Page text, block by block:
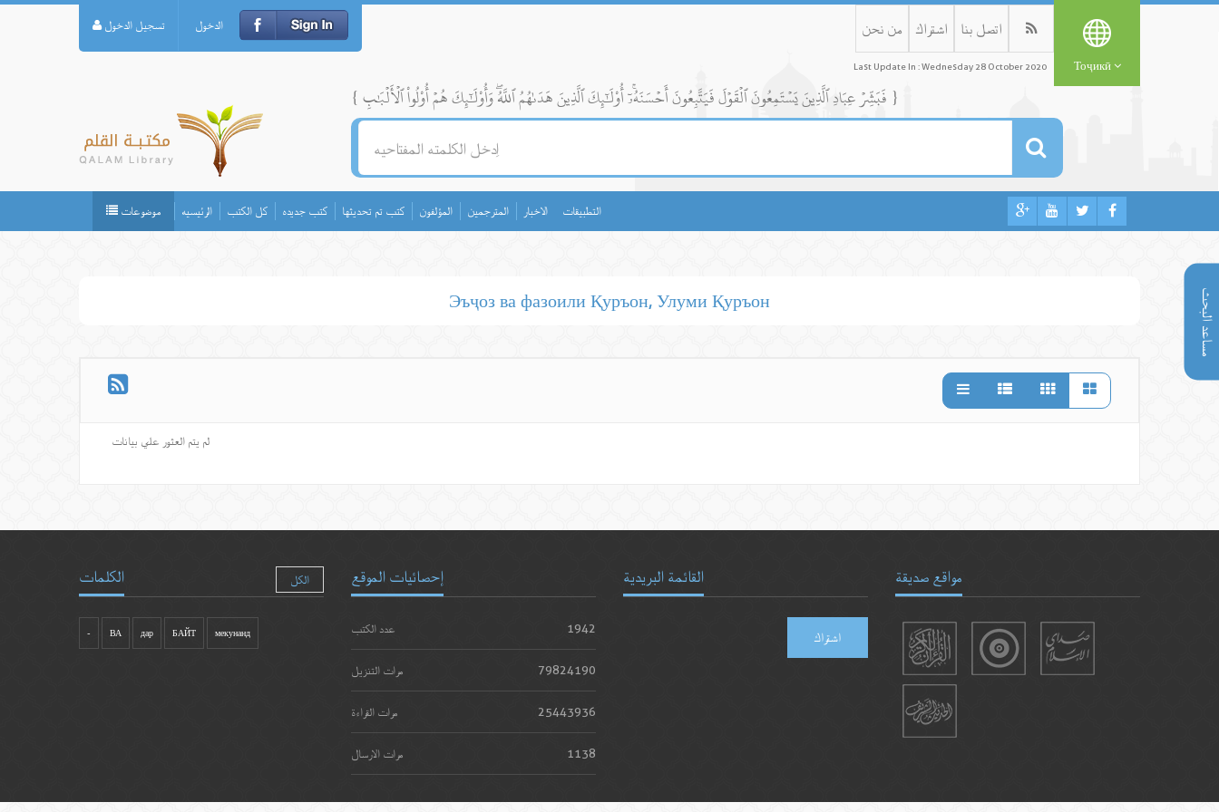
مساعد البحث
تسجيل الدخول الدخول من نحن اشتراك اتصل بنا
Last Update In : Wednesday 28 October 2020 Тоҷикӣ
{ فَبَشِّرۡ عِبَادِ ٱلَّذِينَ يَسۡتَمِعُونَ ٱلۡقَوۡلَ فَيَتَّبِعُونَ أَحۡسَنَهُۥٓۚ أُوْلَٰٓئِكَ ٱلَّذِينَ هَدَىٰهُمُ ٱللَّهُۖ وَأُوْلَٰٓئِكَ هُمۡ أُوْلُواْ ٱلۡأَلۡبَٰبِ }
موضوعات الرئيسيه كل الكتب كتب جديده كتب تم تحديثها المؤلفون المترجمين الاخبار التطبيقات
Эъҷоз ва фазоили Қуръон, Улуми Қуръон
لم يتم العثور علي بيانات
الكلمات الكل
- ВА дар БАЙТ мекунанд
إحصائيات الموقع
عدد الكتب 1942
مرات التنزيل 79824190
مرات القراءة 25443936
مرات الارسال 1138
القائمة البريدية
اشتراك
مواقع صديقة